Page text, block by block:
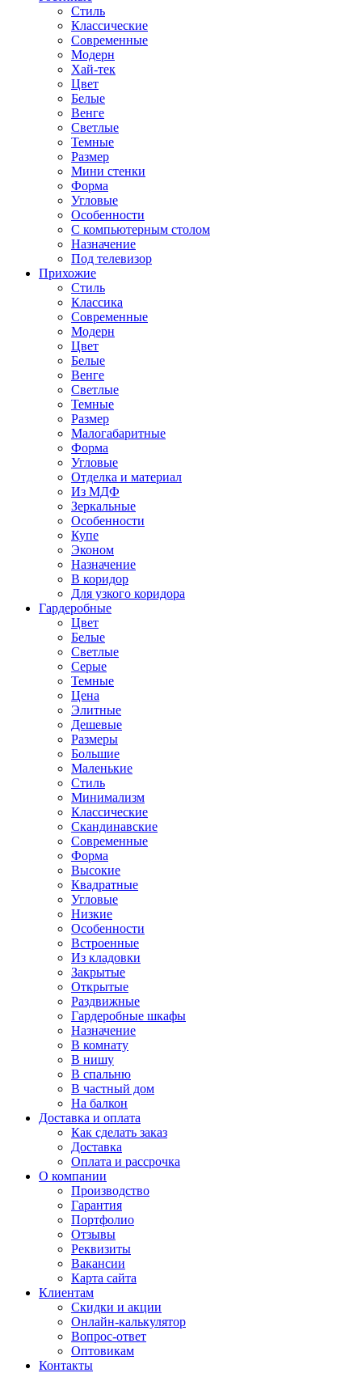
Стиль
Классические
Современные
Модерн
Хай-тек
Цвет
Белые
Венге
Светлые
Темные
Размер
Мини стенки
Форма
Угловые
Особенности
С компьютерным столом
Назначение
Под телевизор
Прихожие
Стиль
Классика
Современные
Модерн
Цвет
Белые
Венге
Светлые
Темные
Размер
Малогабаритные
Форма
Угловые
Отделка и материал
Из МДФ
Зеркальные
Особенности
Купе
Эконом
Назначение
В коридор
Для узкого коридора
Гардеробные
Цвет
Белые
Светлые
Серые
Темные
Цена
Элитные
Дешевые
Размеры
Большие
Маленькие
Стиль
Минимализм
Классические
Скандинавские
Современные
Форма
Высокие
Квадратные
Угловые
Низкие
Особенности
Встроенные
Из кладовки
Закрытые
Открытые
Раздвижные
Гардеробные шкафы
Назначение
В комнату
В нишу
В спальню
В частный дом
На балкон
Доставка и оплата
Как сделать заказ
Доставка
Оплата и рассрочка
О компании
Производство
Гарантия
Портфолио
Отзывы
Реквизиты
Вакансии
Карта сайта
Клиентам
Скидки и акции
Онлайн-калькулятор
Вопрос-ответ
Оптовикам
Контакты